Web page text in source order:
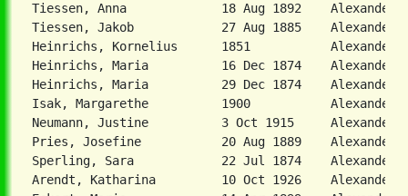
Tiessen, Anna             18 Aug 1892
Tiessen, Jakob            27 Aug 1885
Heinrichs, Kornelius      1851
Heinrichs, Maria          16 Dec 1874
Heinrichs, Maria          29 Dec 1874
Isak, Margarethe          1900           Alexandertal,
Neumann, Justine          3 Oct 1915
Sperling, Sara            22 Jul 1874
Arendt, Katharina         10 Oct 1926